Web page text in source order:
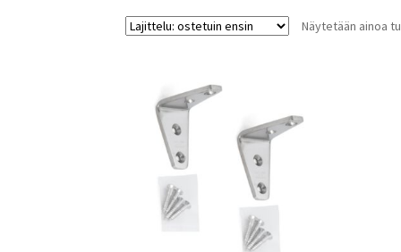
Näytetään ainoa